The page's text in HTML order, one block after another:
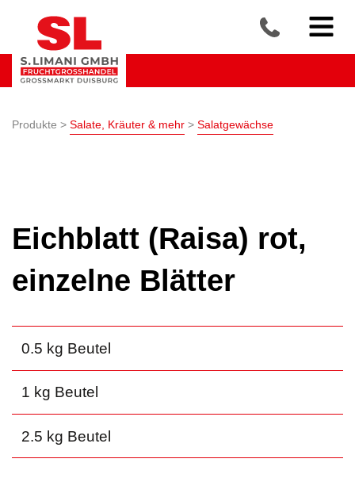
Produkte > Salate, Kräuter & mehr> Salatgewächse
Eichblatt (Raisa) rot,
einzelne Blätter
0.5 kg Beutel
1 kg Beutel
2.5 kg Beutel